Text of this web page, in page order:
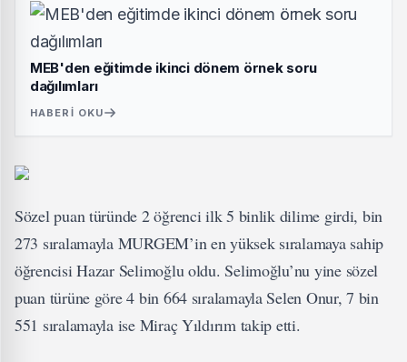
MEB'den eğitimde ikinci dönem örnek soru
dağılımları
HABERI OKU
Sözel puan türünde 2 öğrenci ilk 5 binlik dilime girdi, bin
273 sıralamayla MURGEM’in en yüksek sıralamaya sahip
öğrencisi Hazar Selimoğlu oldu. Selimoğlu’nu yine sözel
puan türüne göre 4 bin 664 sıralamayla Selen Onur, 7 bin
551 sıralamayla ise Miraç Yıldırım takip etti.